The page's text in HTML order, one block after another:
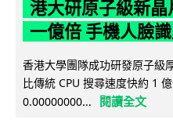
港大研原子級新
一億倍 手機人臉
香港大學團隊成功研發原子級
比傳統 CPU 搜尋速度快約 1
0.00000000...
閱讀全文